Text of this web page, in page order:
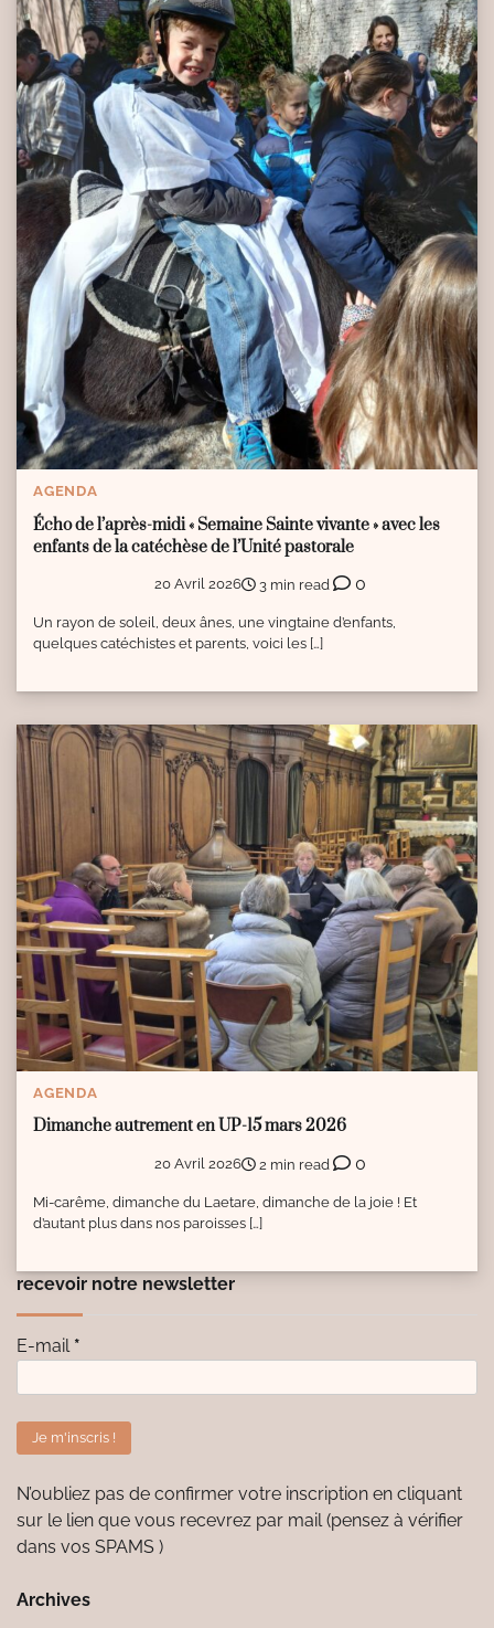
AGENDA
Écho de l’après-midi « Semaine Sainte vivante » avec les
enfants de la catéchèse de l’Unité pastorale
20 Avril 2026 3 min read 0
Un rayon de soleil, deux ânes, une vingtaine d’enfants,
quelques catéchistes et parents, voici les […]
AGENDA
Dimanche autrement en UP-15 mars 2026
20 Avril 2026 2 min read 0
Mi-carême, dimanche du Laetare, dimanche de la joie ! Et
d’autant plus dans nos paroisses […]
recevoir notre newsletter
E-mail *
N’oubliez pas de confirmer votre inscription en cliquant
sur le lien que vous recevrez par mail (pensez à vérifier
dans vos SPAMS )
Archives